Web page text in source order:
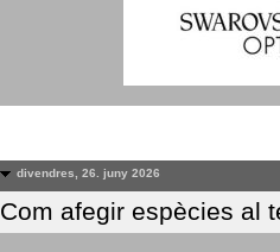
divendres, 26. juny 2026
Com afegir espècies al